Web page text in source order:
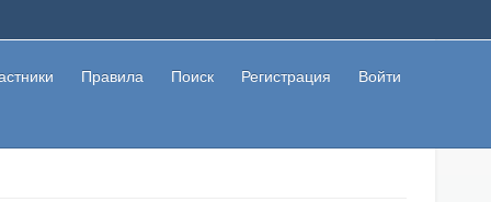
Правила Поиск Регистрация Войти